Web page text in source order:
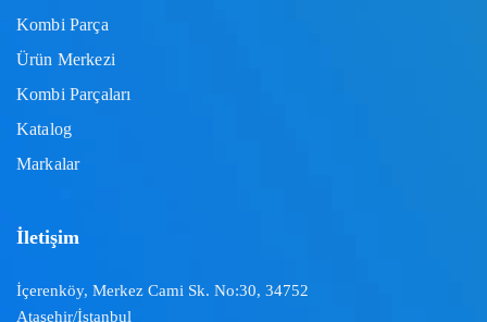
Kombi Parça
Ürün Merkezi
Kombi Parçaları
Katalog
Markalar
İletişim
İçerenköy, Merkez Cami Sk. No:30, 34752
Ataşehir/İstanbul